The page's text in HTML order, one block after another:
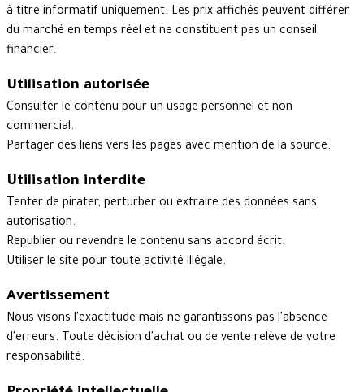
à titre informatif uniquement. Les prix affichés peuvent différer
du marché en temps réel et ne constituent pas un conseil
financier.
Utilisation autorisée
Consulter le contenu pour un usage personnel et non
commercial.
Partager des liens vers les pages avec mention de la source.
Utilisation interdite
Tenter de pirater, perturber ou extraire des données sans
autorisation.
Republier ou revendre le contenu sans accord écrit.
Utiliser le site pour toute activité illégale.
Avertissement
Nous visons l'exactitude mais ne garantissons pas l'absence
d'erreurs. Toute décision d'achat ou de vente relève de votre
responsabilité.